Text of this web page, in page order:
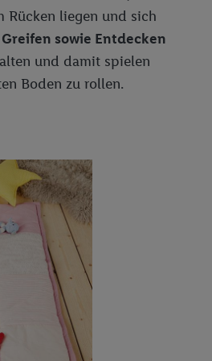
Rücken liegen und sich
sowie Entdecken
und damit spielen
Boden zu rollen.